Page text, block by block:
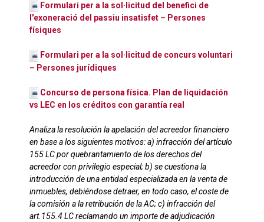
Formulari per a la sol·licitud del benefici de
l'exoneració del passiu insatisfet – Persones
físiques
Formulari per a la sol·licitud de concurs voluntari
– Persones jurídiques
Concurso de persona física. Plan de liquidación
vs LEC en los créditos con garantía real
Analiza la resolución la apelación del acreedor financiero
en base a los siguientes motivos: a) infracción del artículo
155 LC por quebrantamiento de los derechos del
acreedor con privilegio especial; b) se cuestiona la
introducción de una entidad especializada en la venta de
inmuebles, debiéndose detraer, en todo caso, el coste de
la comisión a la retribución de la AC; c) infracción del
art.155.4 LC reclamando un importe de adjudicación